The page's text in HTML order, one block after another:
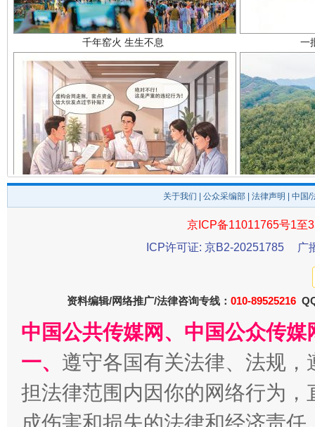
揭开“小金库”的免责幌子
受贿1.44亿！段成刚被判无期 从幼
关于我们 公众采编部 法律声明 | 中国
京ICP备11011765号1至
ICP许可证: 京B2-20251785
广
资料编辑/网络推广/法律咨询专线： 010-89525216
中国公共传媒网、中国公众传
一、 遵守各国有关法律、法规
担法律范围内因你的网络行为